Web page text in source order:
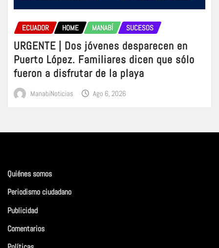
ECUADOR HOME MANABÍ SUCESOS
URGENTE | Dos jóvenes desparecen en
Puerto López. Familiares dicen que sólo
fueron a disfrutar de la playa
ManabiNoticias Ago 6, 2026
Quiénes somos
Periodismo ciudadano
Publicidad
Comentarios